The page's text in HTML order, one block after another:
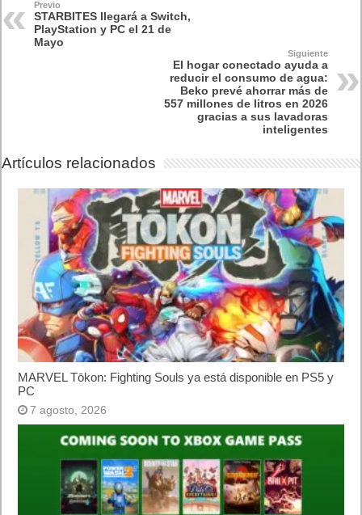
Previo
STARBITES llegará a Switch,
PlayStation y PC el 21 de
Mayo
Siguiente
El hogar conectado ayuda a
reducir el consumo de agua:
Beko prevé ahorrar más de
557 millones de litros en 2026
gracias a sus lavadoras
inteligentes
Artículos relacionados
MARVEL Tōkon: Fighting Souls ya está disponible en PS5 y
PC
7 agosto, 2026